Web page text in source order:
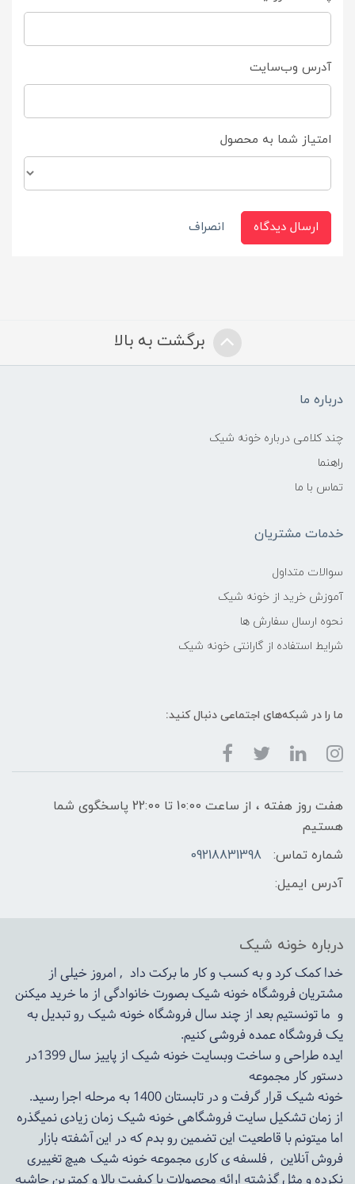
آدرس وب‌سایت
امتیاز شما به محصول
ارسال دیدگاه انصراف
برگشت به بالا
درباره ما
چند کلامی درباره خونه شیک
راهنما
تماس با ما
خدمات مشتریان
سوالات متداول
آموزش خرید از خونه شیک
نحوه ارسال سفارش ها
شرایط استفاده از گارانتی خونه شیک
ما را در شبکه‌های اجتماعی دنبال کنید:
هفت روز هفته ، از ساعت 10:00 تا 22:00 پاسخگوی شما
هستیم
شماره تماس:
09218831398
آدرس ایمیل:
درباره خونه شیک
خدا کمک کرد و به کسب و کار ما برکت داد , امروز خیلی از
مشتریان فروشگاه خونه شیک بصورت خانوادگی از ما خرید میکنن
و ما تونستیم بعد از چند سال فروشگاهخونه شیکرو تبدیل به
یک فروشگاه عمده فروشی کنیم.
ایده طراحی و ساخت وبسایت خونه شیک از پاییز سال 1399در
دستور کار مجموعه
خونه شیک قرار گرفت و در تابستان 1400 به مرحله اجرا رسید.
از زمان تشکیل سایت فروشگاهیخونه شیکزمان زیادی نمیگذره
اما میتونم با قاطعیت این تضمین رو بدم که در این آشفته بازار
فروش آنلاین , فلسفه ی کاری مجموعهخونه شیک هیچ تغییری
نکرده و مثل گذشته ارائه محصولات با کیفیت بالا و کمترین حاشیه